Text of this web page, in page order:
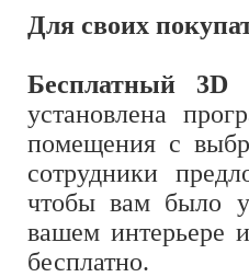
Для своих
Бесплатный 3D
установлена
помещения с
сотрудники
чтобы вам было
вашем интерьере
бесплатно.